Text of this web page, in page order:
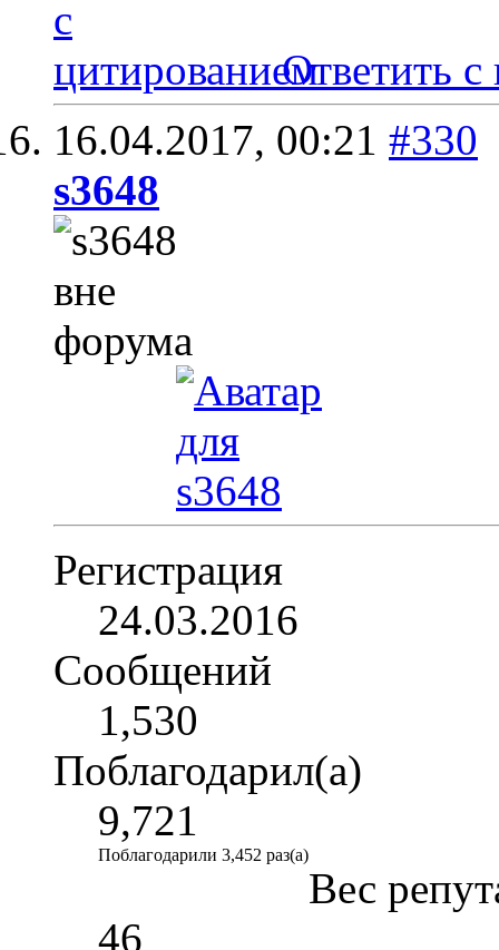
Ответить с
16.04.2017, 00:21 #330
s3648
Регистрация
24.03.2016
Сообщений
1,530
Поблагодарил(а)
9,721
Поблагодарили 3,452 раз(а)
Вес
46